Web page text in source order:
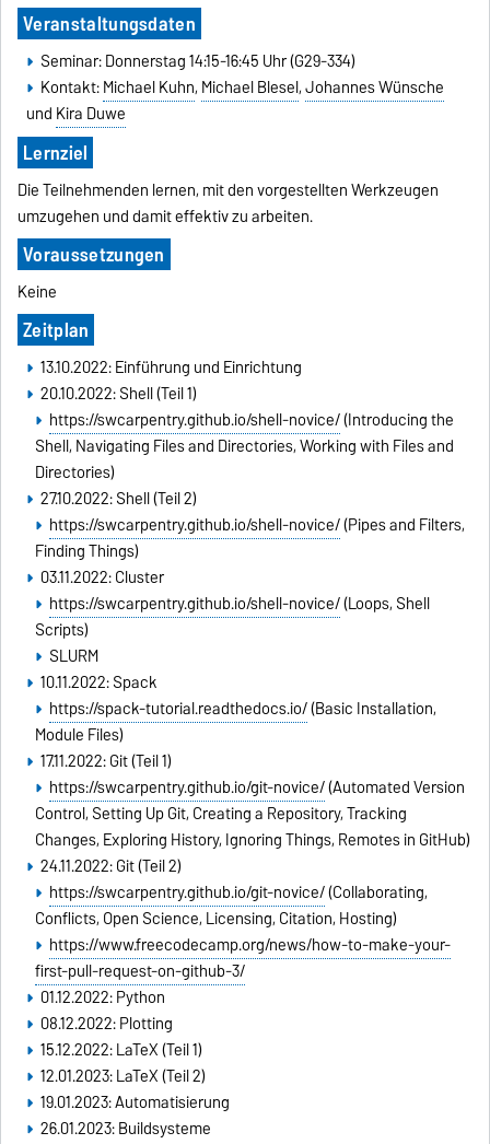
Veranstaltungsdaten
Seminar: Donnerstag 14:15-16:45 Uhr (G29-334)
Kontakt:Michael Kuhn, Michael Blesel,Johannes Wünsche
und Kira Duwe
Lernziel
Die Teilnehmenden lernen, mit den vorgestellten Werkzeugen
umzugehen und damit effektiv zu arbeiten.
Voraussetzungen
Keine
Zeitplan
13.10.2022: Einführung und Einrichtung
20.10.2022: Shell (Teil 1)
https://swcarpentry.github.io/shell-novice/(Introducing the
Shell, Navigating Files and Directories, Working with Files and
Directories)
27.10.2022: Shell (Teil 2)
https://swcarpentry.github.io/shell-novice/(Pipes and Filters,
Finding Things)
03.11.2022: Cluster
https://swcarpentry.github.io/shell-novice/(Loops, Shell
Scripts)
SLURM
10.11.2022: Spack
https://spack-tutorial.readthedocs.io/(Basic Installation,
Module Files)
17.11.2022: Git (Teil 1)
https://swcarpentry.github.io/git-novice/(Automated Version
Control, Setting Up Git, Creating a Repository, Tracking
Changes, Exploring History, Ignoring Things, Remotes in GitHub)
24.11.2022: Git (Teil 2)
https://swcarpentry.github.io/git-novice/(Collaborating,
Conflicts, Open Science, Licensing, Citation, Hosting)
https://www.freecodecamp.org/news/how-to-make-your-
first-pull-request-on-github-3/
01.12.2022: Python
08.12.2022: Plotting
15.12.2022: LaTeX (Teil 1)
12.01.2023: LaTeX (Teil 2)
19.01.2023: Automatisierung
26.01.2023: Buildsysteme